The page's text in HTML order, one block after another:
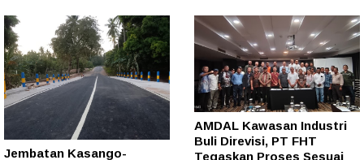
Jembatan Kasango-
AMDAL Kawasan Industri
Buli Direvisi, PT FHT
Tegaskan Proses Sesuai